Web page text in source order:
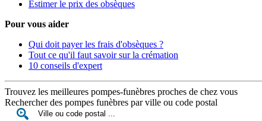
Estimer le prix des obsèques
Pour vous aider
Qui doit payer les frais d'obsèques ?
Tout ce qu'il faut savoir sur la crémation
10 conseils d'expert
Trouvez les meilleures pompes-funèbres proches de chez vous
Rechercher des pompes funèbres par ville ou code postal